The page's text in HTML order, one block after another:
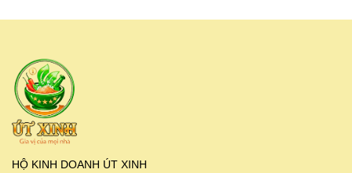
HỘ KINH DOANH ÚT XINH